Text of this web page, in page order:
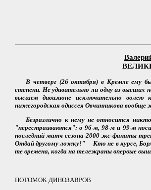
В четверг (26 октября) в Кремле ему
степени. Не удивительно ли одну из высших
высшем дивизионе исключительно волею
нижегородская одиссея Овчинникова вообще
Безразлично к нему не относится
"перестраиваются": в 96-м, 98-м и 99-м
последний матч сезона-2000 экс-фанаты
Отдай другому ложку!" Кто не в курсе,
те времена, когда на телеэкраны впервые
ПОТОМОК ДИНОЗАВРОВ